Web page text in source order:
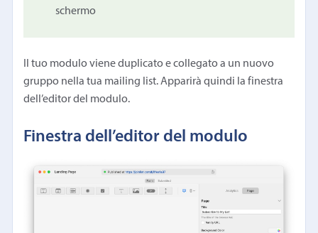
schermo
Il tuo modulo viene duplicato e collegato a un nuovo
gruppo nella tua mailing list. Apparirà quindi la finestra
dell’editor del modulo.
Finestra dell’editor del modulo